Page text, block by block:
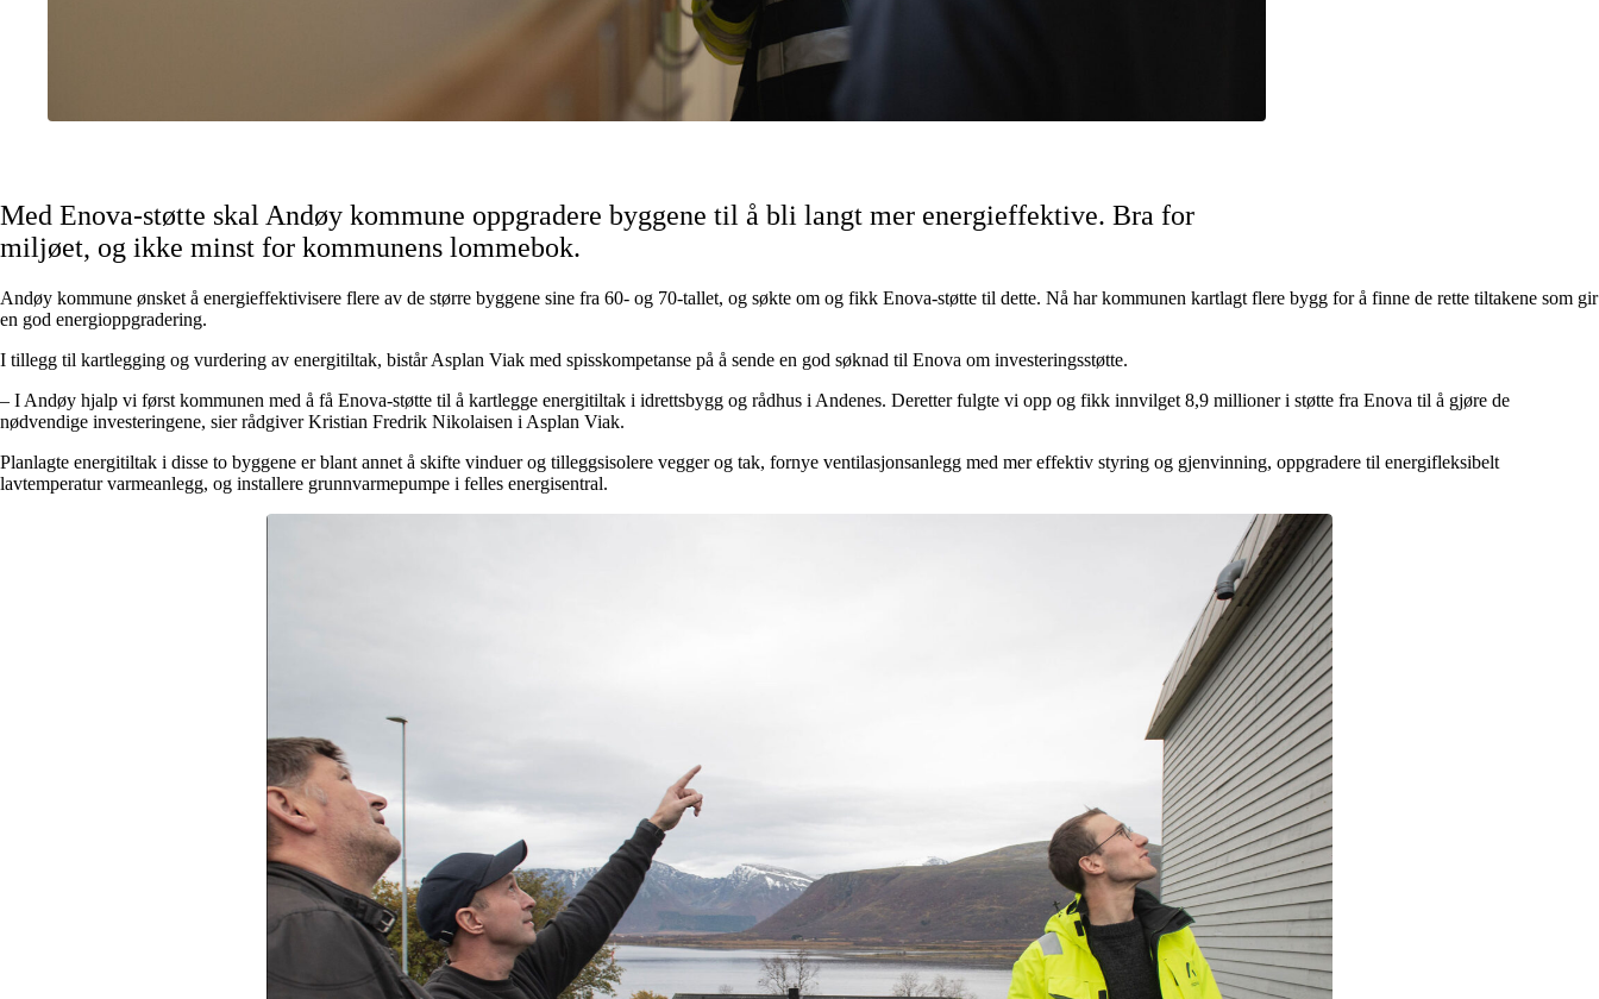
Med Enova-støtte skal Andøy kommune oppgradere byggene til å bli langt mer energieffektive. Bra for
miljøet, og ikke minst for kommunens lommebok.
Andøy kommune ønsket å energieffektivisere flere av de større byggene sine fra 60- og 70-tallet, og søkte om og fikk Enova-støtte til dette. Nå har kommunen kartlagt flere bygg for å finne de rette tiltakene som gir
en god energioppgradering.
I tillegg til kartlegging og vurdering av energitiltak, bistår Asplan Viak med spisskompetanse på å sende en god søknad til Enova om investeringsstøtte.
– I Andøy hjalp vi først kommunen med å få Enova-støtte til å kartlegge energitiltak i idrettsbygg og rådhus i Andenes. Deretter fulgte vi opp og fikk innvilget 8,9 millioner i støtte fra Enova til å gjøre de
nødvendige investeringene, sier rådgiver Kristian Fredrik Nikolaisen i Asplan Viak.
Planlagte energitiltak i disse to byggene er blant annet å skifte vinduer og tilleggsisolere vegger og tak, fornye ventilasjonsanlegg med mer effektiv styring og gjenvinning, oppgradere til energifleksibelt
lavtemperatur varmeanlegg, og installere grunnvarmepumpe i felles energisentral.